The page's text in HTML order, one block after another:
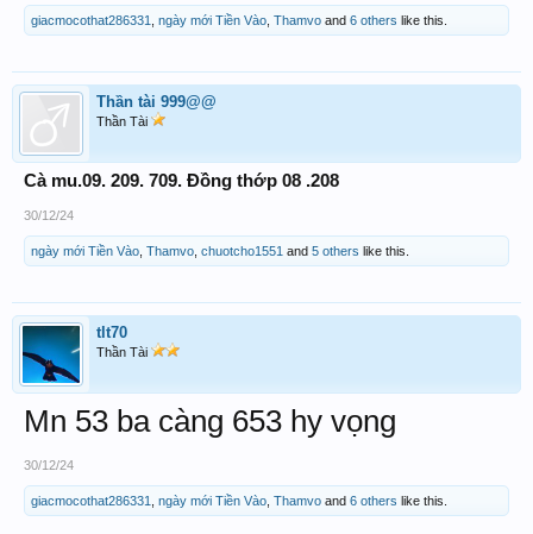
giacmocothat286331 ngày mới Tiền Vào Thamvo and 6 others like this.
Thần tài 999@@
Thần Tài
Cà mu.09. 209. 709. Đồng thớp 08 .208
30/12/24
ngày mới Tiền Vào Thamvo chuotcho1551 and 5 others like this.
tlt70
Thần Tài
Mn 53 ba càng 653 hy vọng
30/12/24
giacmocothat286331 ngày mới Tiền Vào Thamvo and 6 others like this.